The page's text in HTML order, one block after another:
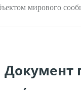
мирового
Документ